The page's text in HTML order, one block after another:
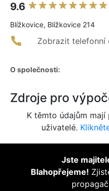
9.6
Blížkovice, Blížkovice 214
Zobrazit telefonní
O společnosti:
Zdroje pro
K těmto údajům
uživatelé.
Jste
Blahopřejeme!